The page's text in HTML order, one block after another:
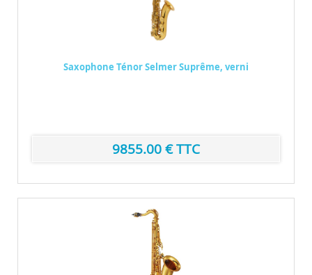
Saxophone Ténor Selmer Suprême, verni
9855.00 € TTC
Déjà devenu une référence incontournable, le «...